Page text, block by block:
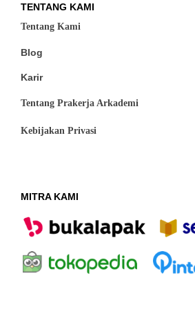
TENTANG KAMI
Tentang Kami
Blog
Karir
Tentang Prakerja Arkademi
Kebijakan Privasi
MITRA KAMI